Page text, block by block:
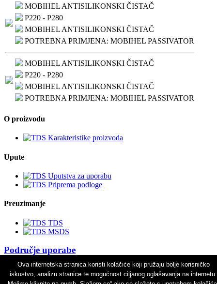
MOBIHEL ANTISILIKONSKI ČISTAČ
P220 - P280
MOBIHEL ANTISILIKONSKI ČISTAČ
POTREBNA PRIMJENA: MOBIHEL PASSIVATOR
MOBIHEL ANTISILIKONSKI ČISTAČ
P220 - P280
MOBIHEL ANTISILIKONSKI ČISTAČ
POTREBNA PRIMJENA: MOBIHEL PASSIVATOR
O proizvodu
Karakteristike proizvoda
Upute
Uputstva za uporabu
Priprema podloge
Preuzimanje
TDS
MSDS
Područje uporabe
© 2026 | Copyright | KANSAI HELIOS Slovenija d.o.o. |Web
design:NGN.SI
Ova internetska stranica koristi kolačiće koji pružaju bolje korisničko
iskustvo, analizu stranice te mogućnost ciljanog oglašavanja na internetu.